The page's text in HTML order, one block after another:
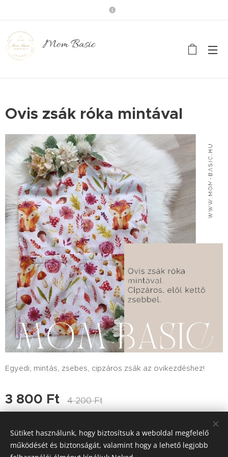
Mom Basic
Ovis zsák róka mintával
Egyedi, mintás, zsebes, cipzáros zsák az ovikezdéshez!
3 800 Ft 4 200Ft
© 2025 Mom-Basic- Kismamaruha és szaküzlet. Minden jog
Sütiket használunk, hogy biztosítsuk a weboldal megfelelő
működését és biztonságát, valamint hogy a lehető legjobb